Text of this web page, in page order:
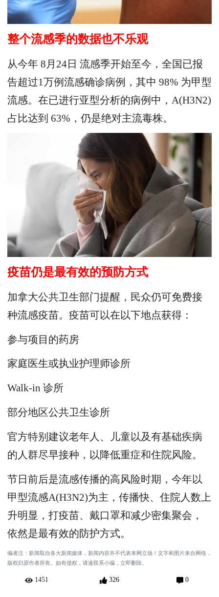
整个流感季的数据也不乐观
从今年 8月24日 流感季开始至今，全国已报
告超过1万例流感确诊病例，其中 98% 为甲型
流感。在已进行亚型分析的病例中，A(H3N2)
占比达到 63%，仍是绝对主流毒株。
疫苗仍是最有效的预防方式
加拿大公共卫生部门提醒，民众仍可免费接
种流感疫苗。疫苗可以在以下地点获得：
参与项目的药房
家庭医生或执业护理师诊所
Walk-in 诊所
部分地区公共卫生诊所
官方特别建议老年人、儿童以及有基础疾病
的人群尽早接种，以降低重症和住院风险。
节日前后是流感传播的高风险时期，今年以
甲型流感A(H3N2)为主，传播快、住院人数上
升明显，打疫苗、戴口罩和减少密集聚会，
依然是最有效的防护方式。
编者注：新闻取自各大新闻媒体，新闻内容并不代表本网立场！文字和图片来自网络，
版权归原作者所有。如有侵权，请速联系小编，立即删除。
1451 326 0